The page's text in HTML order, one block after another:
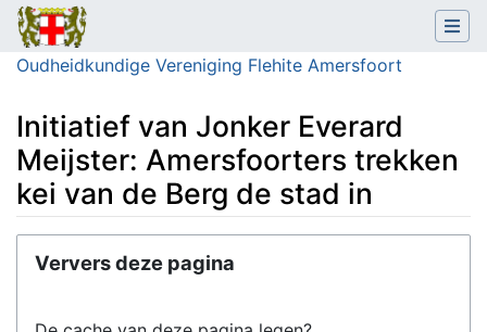
Oudheidkundige Vereniging Flehite Amersfoort
Initiatief van Jonker Everard
Meijster: Amersfoorters trekken
kei van de Berg de stad in
Ververs deze pagina